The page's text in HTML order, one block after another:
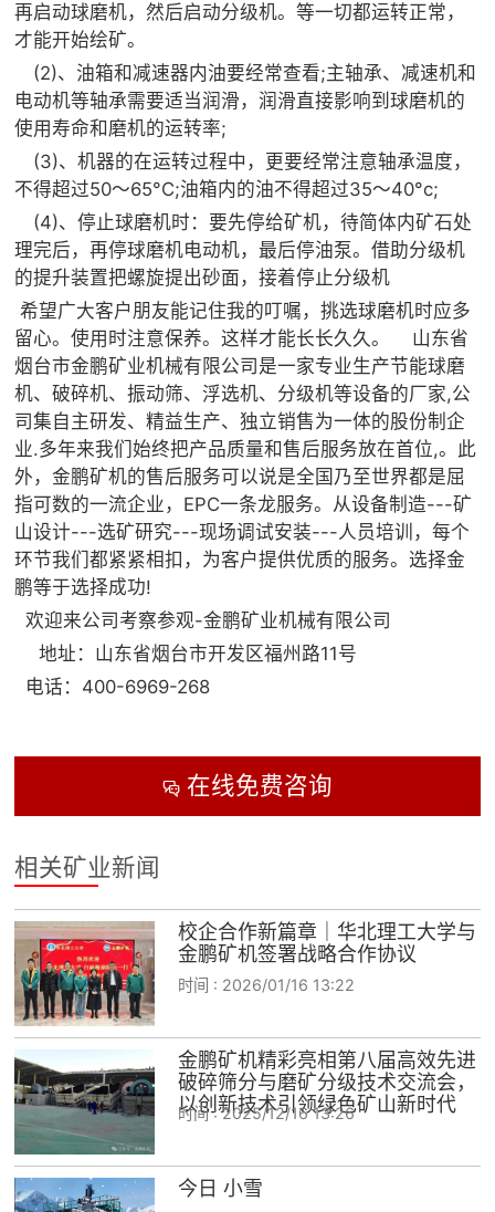
再启动球磨机，然后启动分级机。等一切都运转正常，
才能开始绘矿。
(2)、油箱和减速器内油要经常查看;主轴承、减速机和
电动机等轴承需要适当润滑，润滑直接影响到球磨机的
使用寿命和磨机的运转率;
(3)、机器的在运转过程中，更要经常注意轴承温度，
不得超过50～65°C;油箱内的油不得超过35～40°c;
(4)、停止球磨机时：要先停给矿机，待简体内矿石处
理完后，再停球磨机电动机，最后停油泵。借助分级机
的提升装置把螺旋提出砂面，接着停止分级机
希望广大客户朋友能记住我的叮嘱，挑选球磨机时应多
留心。使用时注意保养。这样才能长长久久。 山东省
烟台市金鹏矿业机械有限公司是一家专业生产节能球磨
机、破碎机、振动筛、浮选机、分级机等设备的厂家,公
司集自主研发、精益生产、独立销售为一体的股份制企
业.多年来我们始终把产品质量和售后服务放在首位,。此
外，金鹏矿机的售后服务可以说是全国乃至世界都是屈
指可数的一流企业，EPC一条龙服务。从设备制造---矿
山设计---选矿研究---现场调试安装---人员培训，每个
环节我们都紧紧相扣，为客户提供优质的服务。选择金
鹏等于选择成功!
欢迎来公司考察参观-金鹏矿业机械有限公司
地址：山东省烟台市开发区福州路11号
电话：400-6969-268
在线免费咨询
相关矿业新闻
校企合作新篇章｜华北理工大学与
金鹏矿机签署战略合作协议
时间 : 2026/01/16 13:22
金鹏矿机精彩亮相第八届高效先进
破碎筛分与磨矿分级技术交流会，
以创新技术引领绿色矿山新时代
时间 :2025/12/16 13:26
今日 小雪